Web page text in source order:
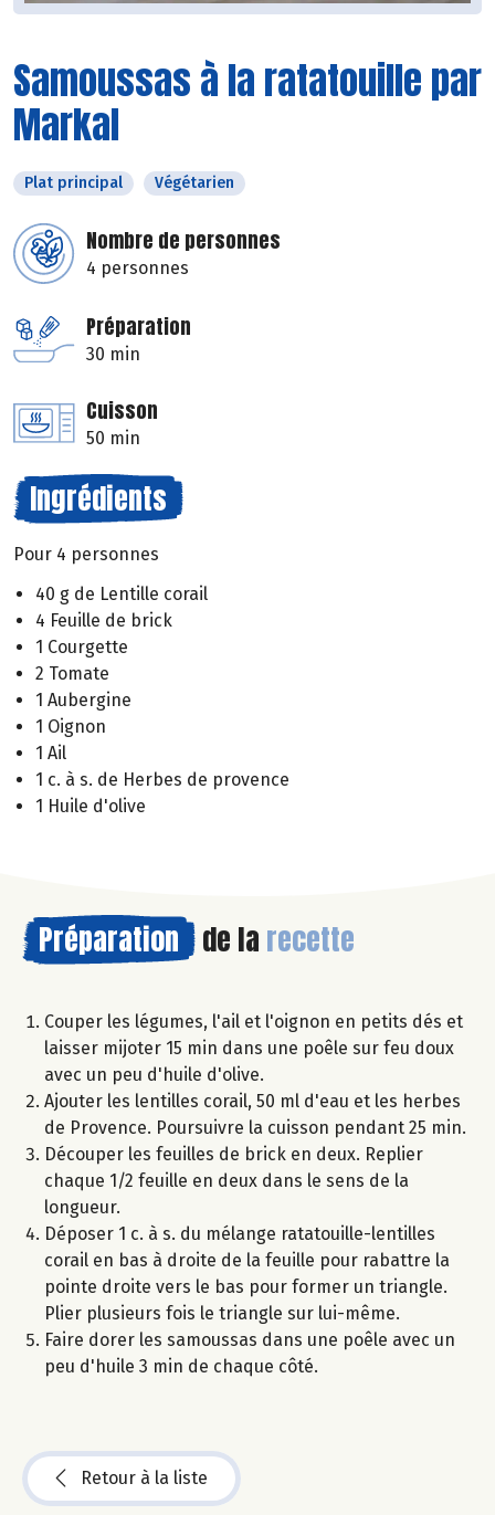
Samoussas à la ratatouille par
Markal
Plat principal Végétarien
Nombre de personnes
4 personnes
Préparation
30 min
Cuisson
50 min
Ingrédients
Pour 4 personnes
40 g de Lentille corail
4 Feuille de brick
1 Courgette
2 Tomate
1 Aubergine
1 Oignon
1 Ail
1 c. à s. de Herbes de provence
1 Huile d'olive
Préparation de la recette
Couper les légumes, l'ail et l'oignon en petits dés et
laisser mijoter 15 min dans une poêle sur feu doux
avec un peu d'huile d'olive.
Ajouter les lentilles corail, 50 ml d'eau et les herbes
de Provence. Poursuivre la cuisson pendant 25 min.
Découper les feuilles de brick en deux. Replier
chaque 1/2 feuille en deux dans le sens de la
longueur.
Déposer 1 c. à s. du mélange ratatouille-lentilles
corail en bas à droite de la feuille pour rabattre la
pointe droite vers le bas pour former un triangle.
Plier plusieurs fois le triangle sur lui-même.
Faire dorer les samoussas dans une poêle avec un
peu d'huile 3 min de chaque côté.
Retour à la liste